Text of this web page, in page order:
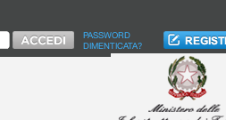
PASSWORD
DIMENTICATA?